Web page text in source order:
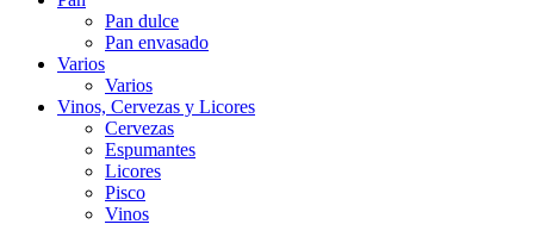
Pan dulce
Pan envasado
Varios
Varios
Vinos, Cervezas y Licores
Cervezas
Espumantes
Licores
Pisco
Vinos